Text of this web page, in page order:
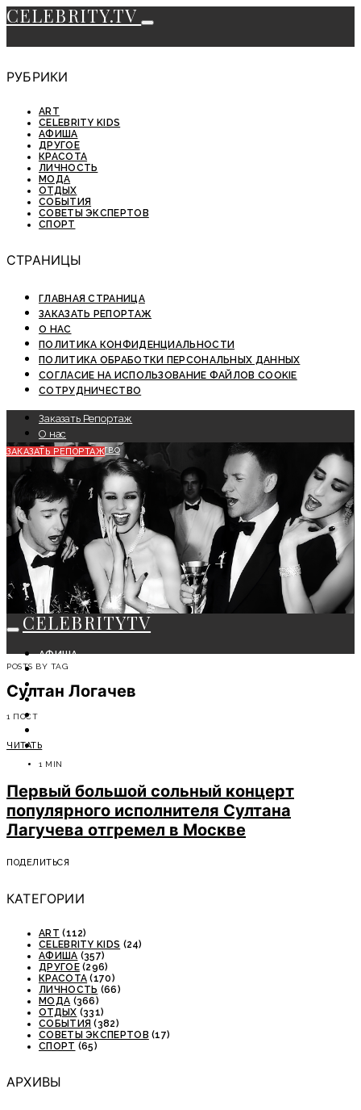
CELEBRITY.TV
РУБРИКИ
ART
CELEBRITY KIDS
АФИША
ДРУГОЕ
КРАСОТА
ЛИЧНОСТЬ
МОДА
ОТДЫХ
СОБЫТИЯ
СОВЕТЫ ЭКСПЕРТОВ
СПОРТ
СТРАНИЦЫ
ГЛАВНАЯ СТРАНИЦА
ЗАКАЗАТЬ РЕПОРТАЖ
О НАС
ПОЛИТИКА КОНФИДЕНЦИАЛЬНОСТИ
ПОЛИТИКА ОБРАБОТКИ ПЕРСОНАЛЬНЫХ ДАННЫХ
СОГЛАСИЕ НА ИСПОЛЬЗОВАНИЕ ФАЙЛОВ COOKIE
СОТРУДНИЧЕСТВО
Заказать Репортаж
О нас
Сотрудничество
ЗАКАЗАТЬ РЕПОРТАЖ
CELEBRITYTV
АФИША
СОБЫТИЯ
КРАСОТА
МОДА
СОВЕТЫ ЭКСПЕРТОВ
POSTS BY TAG
Султан Логачев
1 ПОСТ
ЧИТАТЬ
1 MIN
Первый большой сольный концерт
популярного исполнителя Султана
Лагучева отгремел в Москве
ПОДЕЛИТЬСЯ
КАТЕГОРИИ
ART (112)
CELEBRITY KIDS (24)
АФИША (357)
ДРУГОЕ(296)
КРАСОТА (170)
ЛИЧНОСТЬ (66)
МОДА (366)
ОТДЫХ (331)
СОБЫТИЯ (382)
СОВЕТЫ ЭКСПЕРТОВ (17)
СПОРТ (65)
АРХИВЫ